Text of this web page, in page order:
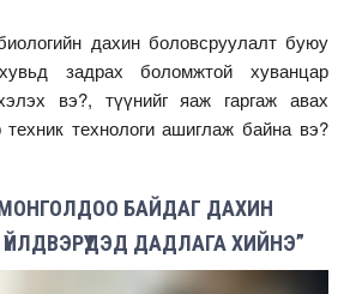
дахин боловсруулалт буюу
задрах боломжтой хуванцар
вэ?, түүнийг яаж гаргаж авах
технологи ашиглаж байна вэ?
БАЙДАГ ДАХИН
ДАДЛАГА ХИЙНЭ”